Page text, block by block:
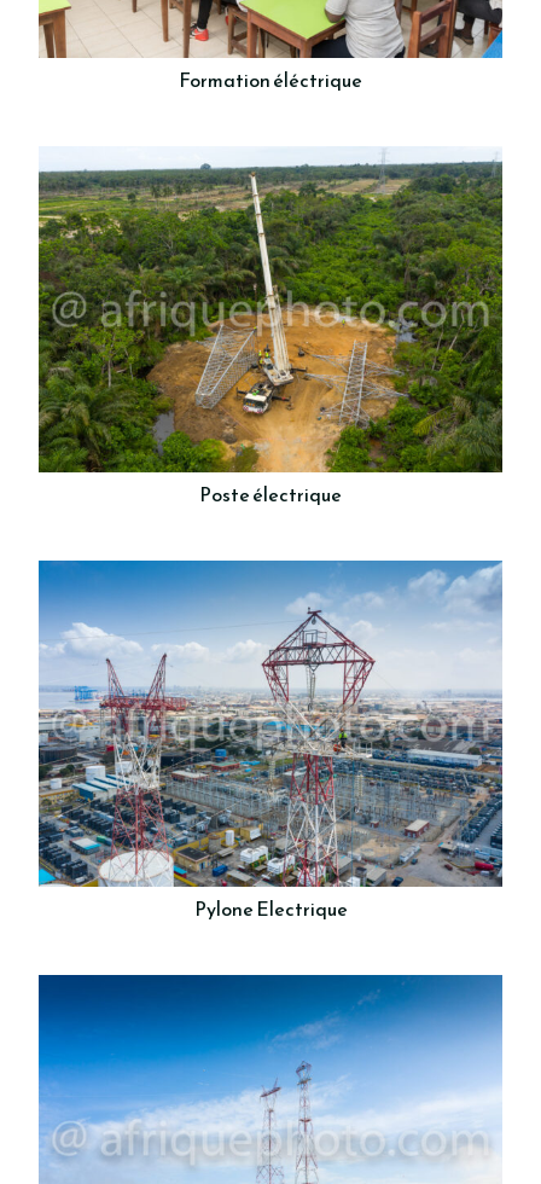
Formation éléctrique
Poste électrique
Pylone Electrique